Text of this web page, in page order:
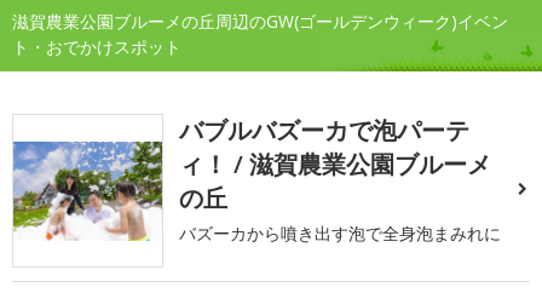
滋賀農業公園ブルーメの丘周辺のGW(ゴールデンウィーク)イベン
ト・おでかけスポット
バブルバズーカで泡パーテ
ィ！ / 滋賀農業公園ブルーメ
の丘
バズーカから噴き出す泡で全身泡まみれに